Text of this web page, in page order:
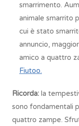
smarrimento.
animale smarrito
cui è stato
annuncio,
amico a quattro
Fiutoo.
Ricorda: la
sono fondamentali
quattro zampe.